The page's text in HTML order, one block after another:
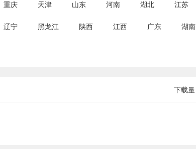
重庆 天津 山东 河南 湖北 江苏
辽宁 黑龙江 陕西 江西 广东 湖南
下载量